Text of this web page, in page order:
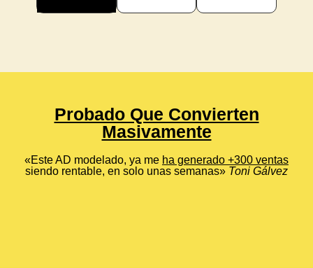
Probado Que Convierten
Masivamente
«Este AD modelado, ya me ha generado +300 ventas
siendo rentable, en solo unas semanas» Toni Gálvez